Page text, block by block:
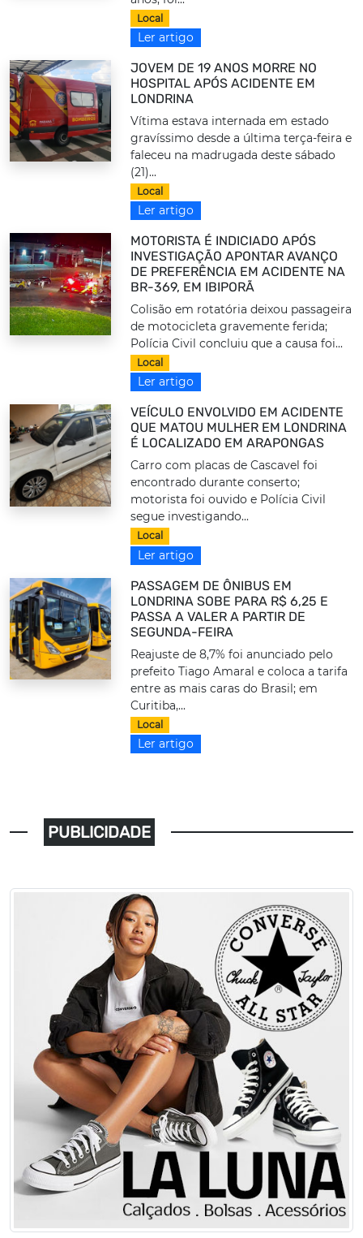
Local
Ler artigo
JOVEM DE 19 ANOS MORRE NO
HOSPITAL APÓS ACIDENTE EM
LONDRINA
Vítima estava internada em estado
gravíssimo desde a última terça-feira e
faleceu na madrugada deste sábado
(21)...
Local
Ler artigo
MOTORISTA É INDICIADO APÓS
INVESTIGAÇÃO APONTAR AVANÇO
DE PREFERÊNCIA EM ACIDENTE NA
BR-369, EM IBIPORÃ
Colisão em rotatória deixou passageira
de motocicleta gravemente ferida;
Polícia Civil concluiu que a causa foi...
Local
Ler artigo
VEÍCULO ENVOLVIDO EM ACIDENTE
QUE MATOU MULHER EM LONDRINA
É LOCALIZADO EM ARAPONGAS
Carro com placas de Cascavel foi
encontrado durante conserto;
motorista foi ouvido e Polícia Civil
segue investigando...
Local
Ler artigo
PASSAGEM DE ÔNIBUS EM
LONDRINA SOBE PARA R$ 6,25 E
PASSA A VALER A PARTIR DE
SEGUNDA-FEIRA
Reajuste de 8,7% foi anunciado pelo
prefeito Tiago Amaral e coloca a tarifa
entre as mais caras do Brasil; em
Curitiba,...
Local
Ler artigo
PUBLICIDADE